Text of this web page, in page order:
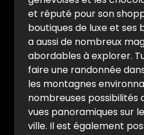
et réputé pour son
boutiques de luxe et ses
a aussi de nombreux
abordables à explorer.
faire une randonnée
les montagnes
nombreuses possibilités
vues panoramiques sur
ville. Il est également